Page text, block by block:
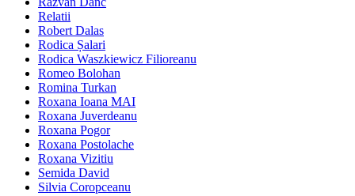
Relatii
Robert Dalas
Rodica Șalari
Rodica Waszkiewicz Filioreanu
Romeo Bolohan
Romina Turkan
Roxana Ioana MAI
Roxana Juverdeanu
Roxana Pogor
Roxana Postolache
Roxana Vizitiu
Semida David
Silvia Coropceanu